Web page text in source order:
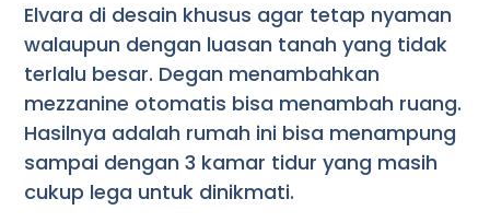
Elvara di desain khusus agar tetap nyaman
walaupun dengan luasan tanah yang tidak
terlalu besar. Degan menambahkan
mezzanine otomatis bisa menambah ruang.
Hasilnya adalah rumah ini bisa menampung
sampai dengan 3 kamar tidur yang masih
cukup lega untuk dinikmati.